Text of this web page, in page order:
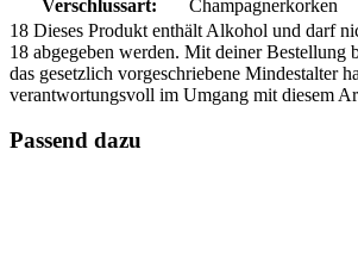
Verschlussart:
Champagnerkorken
18 Dieses Produkt enthält Alkohol und darf
18 abgegeben werden. Mit deiner Bestellung
das gesetzlich vorgeschriebene Mindestalter
verantwortungsvoll im Umgang mit diesem
Passend dazu